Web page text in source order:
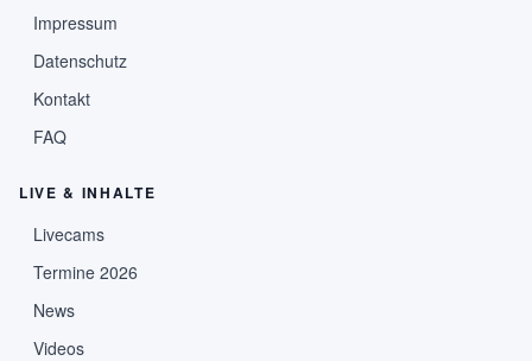
Impressum
Datenschutz
Kontakt
FAQ
LIVE & INHALTE
Livecams
Termine 2026
News
Videos